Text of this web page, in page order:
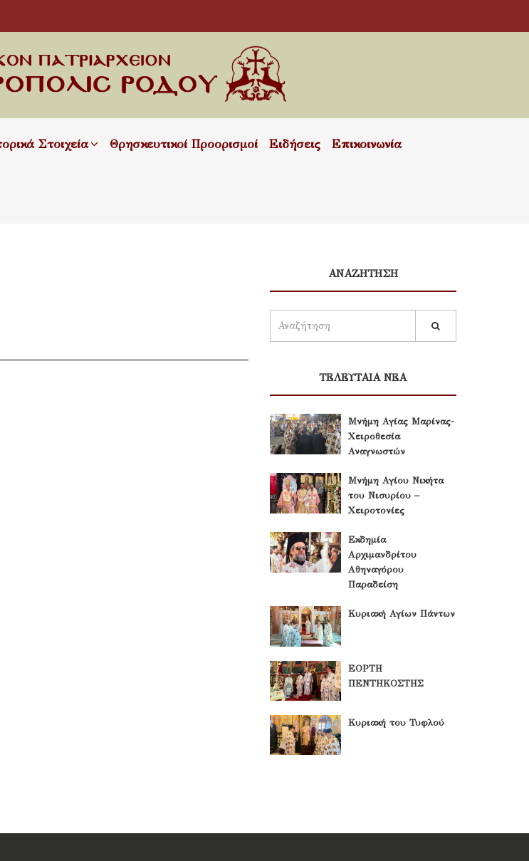
Στοιχεία Θρησκευτικοί Προορισμοί Ειδήσεις Επικοινωνία
ΑΝΑΖΗΤΗΣΗ
ΤΕΛΕΥΤΑΙΑ ΝΕΑ
Μνήμη Αγίας Μαρίνας-
Χειροθεσία
Αναγνωστών
Μνήμη Αγίου Νικήτα
του Νισυρίου –
Χειροτονίες
Εκδημία
Αρχιμανδρίτου
Αθηναγόρου
Παραδείση
Κυριακή Αγίων Πάντων
ΕΟΡΤΗ
ΠΕΝΤΗΚΟΣΤΗΣ
Κυριακή του Τυφλού